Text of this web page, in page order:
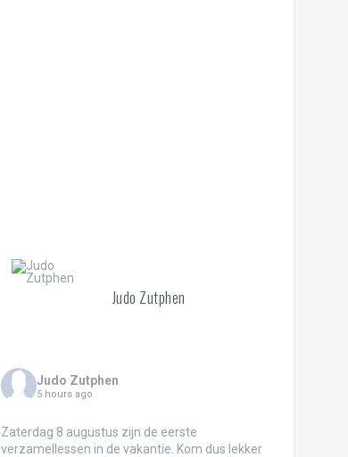
Judo Zutphen
Judo Zutphen
5 hours ago
Zaterdag 8 augustus zijn de eerste
verzamellessen in de vakantie. Kom dus lekker